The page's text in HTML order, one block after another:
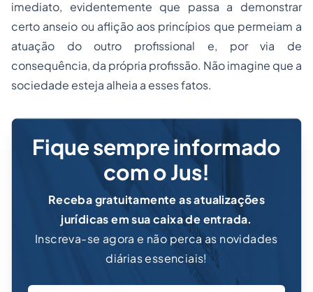
imediato, evidentemente que passa a demonstrar
certo anseio ou aflição aos princípios que permeiam a
atuação do outro profissional e, por via de
consequência, da própria profissão. Não imagine que a
sociedade esteja alheia a esses fatos.
Fique sempre informado
com o Jus!
Receba gratuitamente as atualizações
jurídicas em sua caixa de entrada.
Inscreva-se agora e não perca as novidades
diárias essenciais!